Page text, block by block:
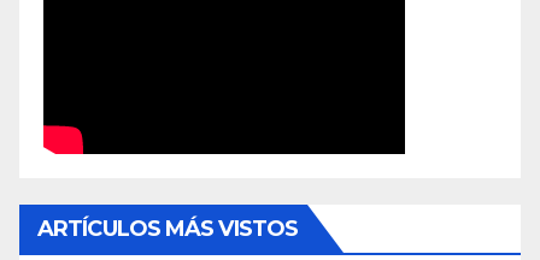
ARTÍCULOS MÁS VISTOS